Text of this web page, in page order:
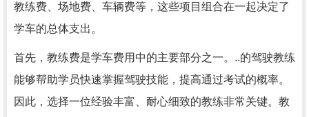
教练费、场地费、车辆费等，这些项目组合在一起决定了
学车的总体支出。
首先，教练费是学车费用中的主要部分之一。..的驾驶教练
能够帮助学员快速掌握驾驶技能，提高通过考试的概率。
因此，选择一位经验丰富、耐心细致的教练非常关键。教